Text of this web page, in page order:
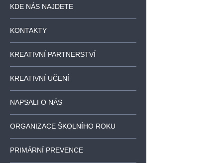
KDE NÁS NAJDETE
KONTAKTY
KREATIVNÍ PARTNERSTVÍ
KREATIVNÍ UČENÍ
NAPSALI O NÁS
ORGANIZACE ŠKOLNÍHO ROKU
PRIMÁRNÍ PREVENCE